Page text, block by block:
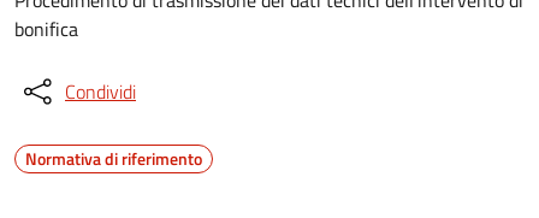
bonifica
Condividi
Normativa di riferimento